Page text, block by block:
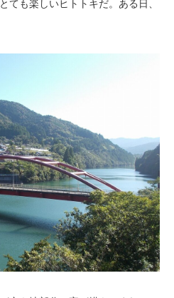
ても楽しいヒトトキだ。ある日、